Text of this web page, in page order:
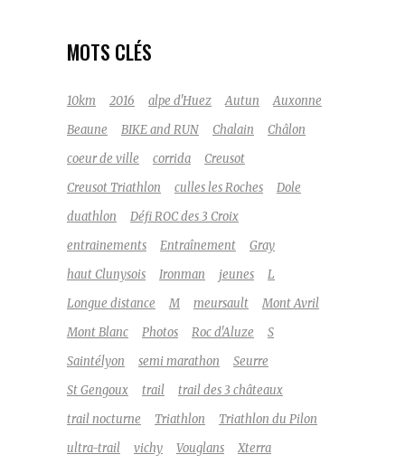
MOTS CLÉS
10km 2016 alpe d'Huez Autun
Auxonne
Beaune
BIKE and RUN Chalain
Châlon
coeur de ville
corrida
Creusot
Creusot Triathlon
culles les Roches
Dole
duathlon
Défi ROC des 3 Croix
entrainements
Entraînement
Gray
haut Clunysois
Ironman jeunes
L
Longue distance
M meursault
Mont Avril
Mont Blanc
Photos Roc d'Aluze
S
Saintélyon
semi marathon
Seurre
St Gengoux
trail
trail des 3 châteaux
trail nocturne
Triathlon
Triathlon du Pilon
ultra-trail
vichy Vouglans Xterra